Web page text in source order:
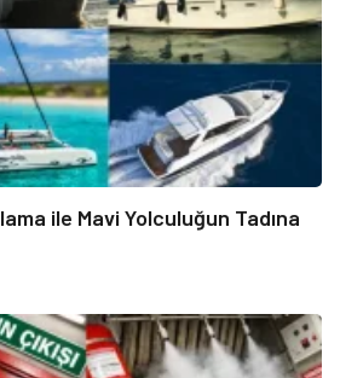
ile Mavi Yolculuğun Tadına